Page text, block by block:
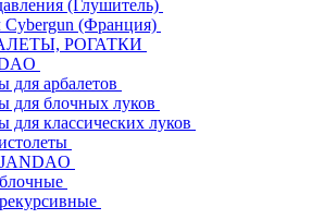
(Глушитель)
Cybergun (Франция)
РОГАТКИ
для арбалетов
для блочных луков
для классических луков